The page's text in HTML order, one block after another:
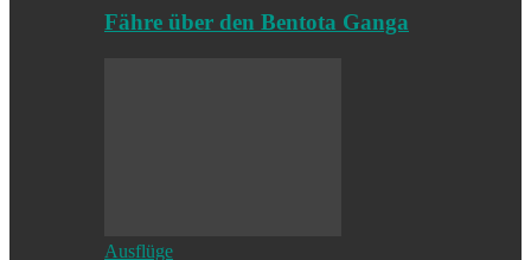
Fähre über den Bentota Ganga
Ausflüge